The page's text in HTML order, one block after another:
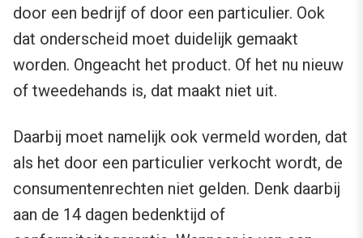
door een bedrijf of door een particulier. Ook
dat onderscheid moet duidelijk gemaakt
worden. Ongeacht het product. Of het nu nieuw
of tweedehands is, dat maakt niet uit.
Daarbij moet namelijk ook vermeld worden, dat
als het door een particulier verkocht wordt, de
consumentenrechten niet gelden. Denk daarbij
aan de 14 dagen bedenktijd of